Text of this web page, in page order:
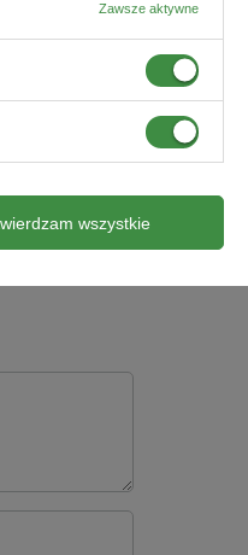
ZADAJ PYTANIE
Zawsze aktywne
wszystkie